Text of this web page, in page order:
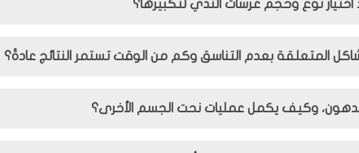
نوع وحجم غرسات الثدي لتكبيرها؟
المتعلقة بعدم التناسق وكم من الوقت تستمر النتائج عادةً؟
وكيف يكمل عمليات نحت الجسم الأخرى؟